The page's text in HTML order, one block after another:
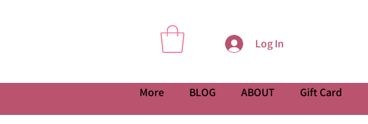
Log In
Gift Card
ABOUT
BLOG
More